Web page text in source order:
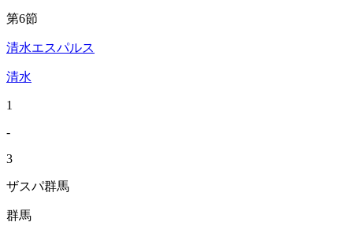
第6節
清水エスパルス
清水
1
-
3
ザスパ群馬
群馬